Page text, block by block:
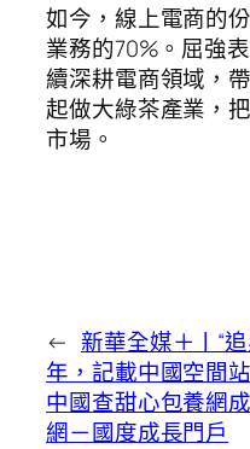
如今，線上電商的
業務的70%。屈強
續深耕電商領域，
起做大綠茶產業，
市場。
← 新華全媒＋丨“
年，記載中國空間站
中國查甜心包養網
網－國度成長門戶